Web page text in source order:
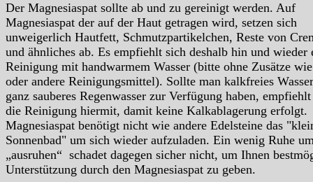
Der Magnesiaspat sollte ab und zu gereinigt werden. Auf
Magnesiaspat der auf der Haut getragen wird, setzen sich
unweigerlich Hautfett, Schmutzpartikelchen, Reste von
und ähnliches ab. Es empfiehlt sich deshalb hin und wieder
Reinigung mit handwarmem Wasser (bitte ohne Zusätze
oder andere Reinigungsmittel). Sollte man kalkfreies
ganz sauberes Regenwasser zur Verfügung haben,
die Reinigung hiermit, damit keine Kalkablagerung erfolgt.
Magnesiaspat benötigt nicht wie andere Edelsteine das
Sonnenbad" um sich wieder aufzuladen. Ein wenig Ruhe
„ausruhen“ schadet dagegen sicher nicht, um Ihnen
Unterstützung durch den Magnesiaspat zu geben.